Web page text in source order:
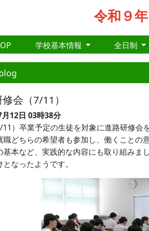
令和９
学校基本情報 全日制
会（7/11）
12日 03時38分
）卒業予定の生徒を対象に進路研修会
職どちらの希望者も参加し、働くことの
基本など、実践的な内容にも取り組みまし
となったようです。